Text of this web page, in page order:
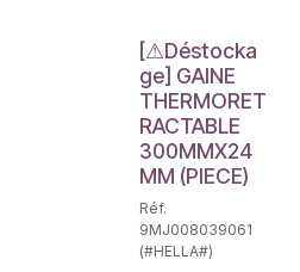
Déstockage
[⚠Déstocka
ge] GAINE
THERMORET
RACTABLE
300MMX24
MM (PIECE)
Réf.
9MJ008039061
(#HELLA#)